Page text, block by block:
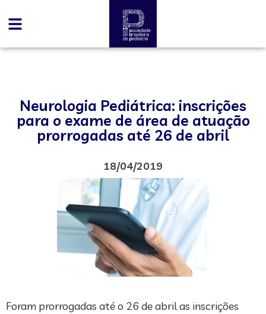
Neurologia Pediátrica: inscrições
para o exame de área de atuação
prorrogadas até 26 de abril
18/04/2019
Foram prorrogadas até o 26 de abril as inscrições